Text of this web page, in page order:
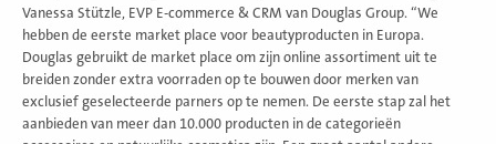
Vanessa Stützle, EVP E-commerce & CRM van Douglas Group. “We
hebben de eerste market place voor beautyproducten in Europa.
Douglas gebruikt de market place om zijn online assortiment uit te
breiden zonder extra voorraden op te bouwen door merken van
exclusief geselecteerde parners op te nemen. De eerste stap zal het
aanbieden van meer dan 10.000 producten in de categorieën